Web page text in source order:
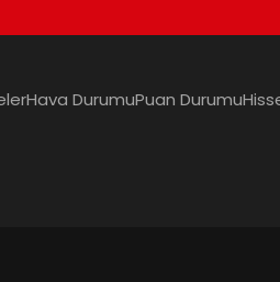
Hava DurumuPuan Durumu